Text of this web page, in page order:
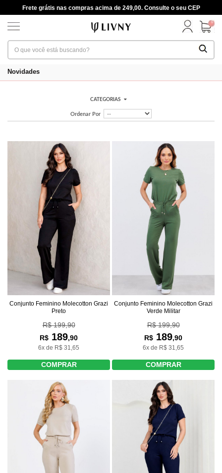
Frete grátis nas compras acima de 249,00. Consulte o seu CEP
0
Novidades
CATEGORIAS
Ordenar Por
Conjunto Feminino Molecotton Grazi
Preto
R$ 199,90
R$ 189,90
6x de R$ 31,65
COMPRAR
Conjunto Feminino Molecotton Grazi
Verde Militar
R$ 199,90
R$ 189,90
6x de R$ 31,65
COMPRAR